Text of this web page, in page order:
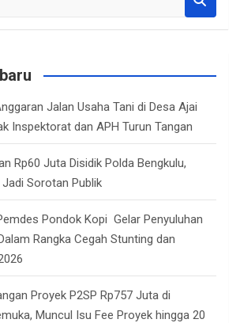
Jalan Usaha Tani di Desa Ajai
Inspektorat dan APH Turun Tangan
Rp60 Juta Disidik Polda Bengkulu,
Sorotan Publik
Pondok Kopi Gelar Penyuluhan
Rangka Cegah Stunting dan
Proyek P2SP Rp757 Juta di
Muncul Isu Fee Proyek hingga 20